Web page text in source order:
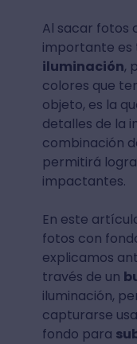
Al sacar fotos
importante es
iluminación,
colores que
objeto, es la
detalles de la
combinación
permitirá
impactantes.
En este
fotos con
explicamos
través de un
iluminación,
capturarse
fondo para